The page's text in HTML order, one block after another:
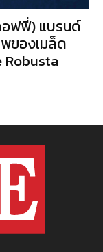
อฟฟี่) แบรนด์
ของเมล็ด